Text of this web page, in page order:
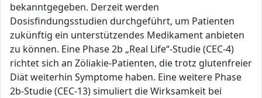
bekanntgegeben. Derzeit werden
Dosisfindungsstudien durchgeführt, um Patienten
zukünftig ein unterstützendes Medikament anbieten
zu können. Eine Phase 2b „Real Life“-Studie (CEC-4)
richtet sich an Zöliakie-Patienten, die trotz glutenfreier
Diät weiterhin Symptome haben. Eine weitere Phase
2b-Studie (CEC-13) simuliert die Wirksamkeit bei